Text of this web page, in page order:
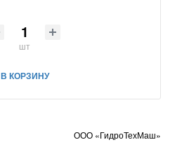
шт
В КОРЗИНУ
ООО «ГидроТехМаш»